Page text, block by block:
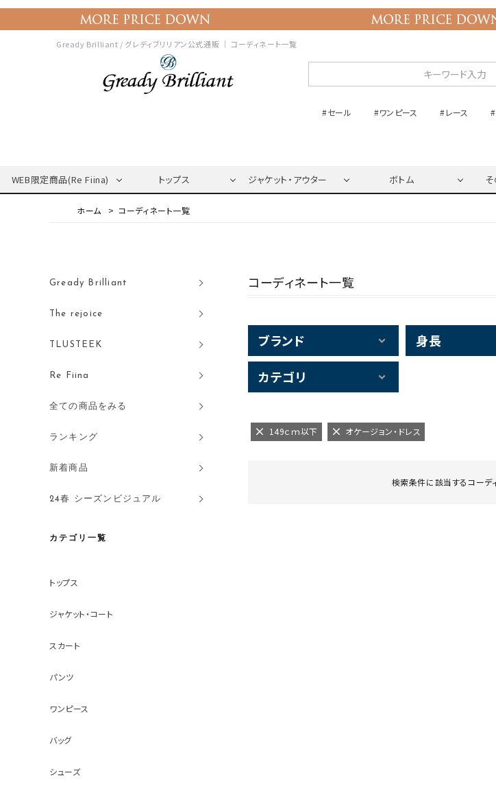
Gready Brilliant / グレディブリリアン公式通販 ｜ コーディネート一覧
#セール #ワンピース #レース
WEB限定商品(Re Fiina) トップス ジャケット・アウター ボトム
コーディネート一覧
Gready Brilliant
The rejoice
TLUSTEEK
Re Fiina
全ての商品をみる
ランキング
新着商品
24春 シーズンビジュアル
カテゴリ一覧
トップス
ジャケット・コート
スカート
パンツ
ワンピース
バッグ
シューズ
コーディネート一覧
ブランド 身長
カテゴリ
149ｃｍ以下 オケージョン・ドレス
検索条件に該当するコーデ